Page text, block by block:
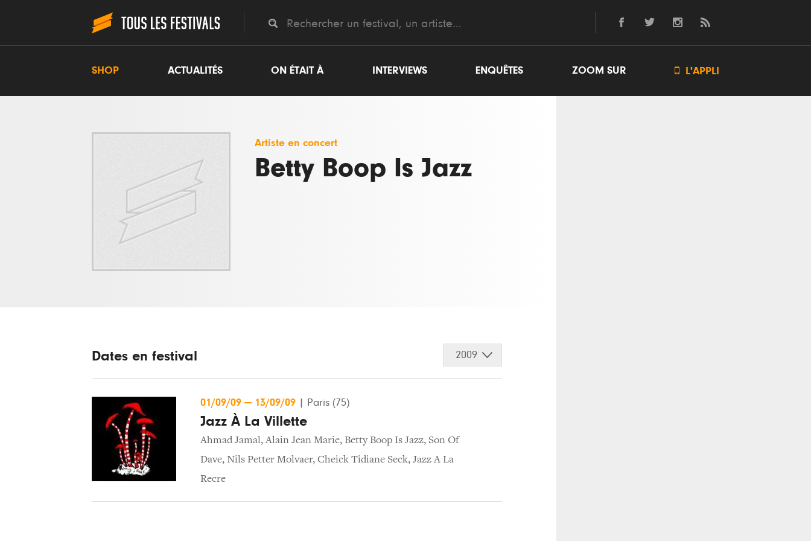
SHOP ACTUALITÉS ON ÉTAIT À INTERVIEWS ENQUÊTES ZOOM SUR  L'APPLI
Artiste en concert
Betty Boop Is Jazz
Dates en festival 2009
01/09/09 — 13/09/09 Paris (75)
Jazz À La Villette
Ahmad Jamal,Alain Jean Marie, Betty Boop Is Jazz, Son Of
Dave, Nils Petter Molvaer, Cheick Tidiane Seck, Jazz A La
Recre